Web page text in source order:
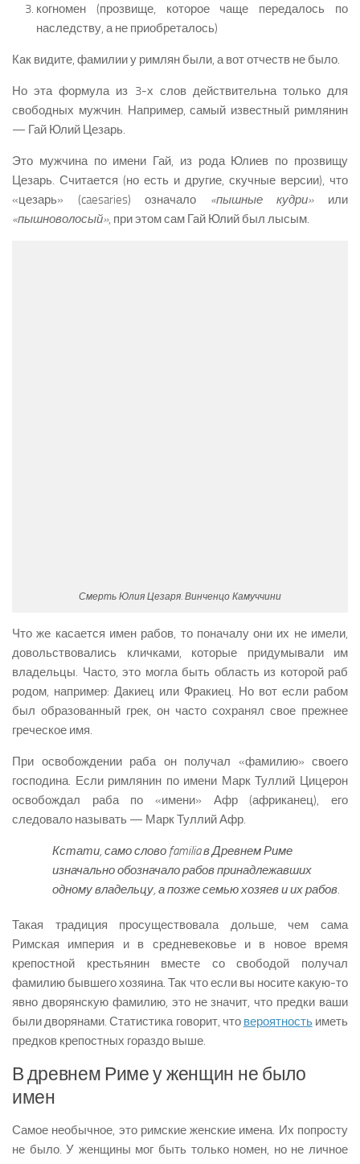
когномен (прозвище, которое чаще передалось по
наследству, а не приобреталось)
Как видите, фамилии у римлян были, а вот отчеств не было.
Но эта формула из 3-х слов действительна только для
свободных мужчин. Например, самый известный римлянин
— Гай Юлий Цезарь.
Это мужчина по имени Гай, из рода Юлиев по прозвищу
Цезарь. Считается (но есть и другие, скучные версии), что
«цезарь» (caesaries) означало «пышные кудри»или
«пышноволосый», при этом сам Гай Юлий был лысым.
Смерть Юлия Цезаря. Винченцо Камуччини
Что же касается имен рабов, то поначалу они их не имели,
довольствовались кличками, которые придумывали им
владельцы. Часто, это могла быть область из которой раб
родом, например: Дакиец или Фракиец. Но вот если рабом
был образованный грек, он часто сохранял свое прежнее
греческое имя.
При освобождении раба он получал «фамилию» своего
господина. Если римлянин по имени Марк Туллий Цицерон
освобождал раба по «имени» Афр (африканец), его
следовало называть — Марк Туллий Афр.
Кстати, само слово familiaв Древнем Риме
изначально обозначало рабов принадлежавших
одному владельцу, а позже семью хозяев и их рабов.
Такая традиция просуществовала дольше, чем сама
Римская империя и в средневековье и в новое время
крепостной крестьянин вместе со свободой получал
фамилию бывшего хозяина. Так что если вы носите какую-то
явно дворянскую фамилию, это не значит, что предки ваши
были дворянами. Статистика говорит, что вероятностьиметь
предков крепостных гораздо выше.
В древнем Риме у женщин не было
имен
Самое необычное, это римские женские имена. Их попросту
не было. У женщины мог быть только номен, но не личное